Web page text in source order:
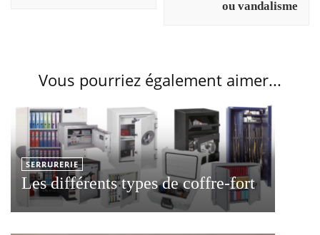
ou vandalisme
Vous pourriez également aimer...
SERRURERIE
Les différents types de coffre-fort